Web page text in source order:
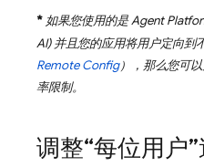
* 如果您使用的是Agent
AI)并且您的应用将用户定向到
Remote Config），那么您可
率限制。
调整“每位用户